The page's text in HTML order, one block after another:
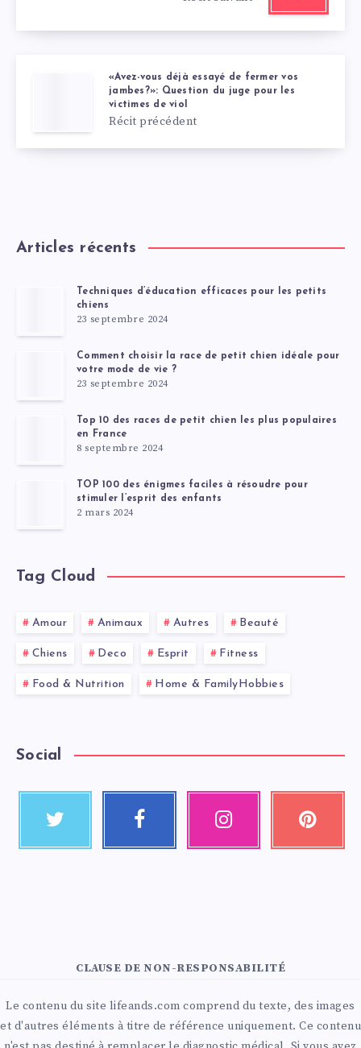
«Avez-vous déjà essayé de fermer vos
jambes?»: Question du juge pour les
victimes de viol
Récit précédent
Articles récents
Techniques d’éducation efficaces pour les petits
chiens
23 septembre 2024
Comment choisir la race de petit chien idéale pour
votre mode de vie ?
23 septembre 2024
Top 10 des races de petit chien les plus populaires
en France
8 septembre 2024
TOP 100 des énigmes faciles à résoudre pour
stimuler l’esprit des enfants
2 mars 2024
Tag Cloud
Amour Animaux Autres Beauté
Chiens Deco Esprit Fitness
Food & Nutrition Home & FamilyHobbies
Social
CLAUSE DE NON-RESPONSABILITÉ
Le contenu du site lifeands.com comprend du texte, des images
et d'autres éléments à titre de référence uniquement. Ce contenu